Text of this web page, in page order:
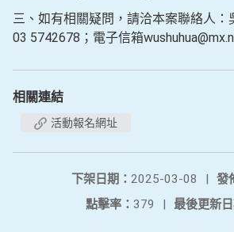
三、如有相關疑問，請洽本案聯絡人：
03 5742678；電子信箱
相關連結
活動報名網址
發
下架日期： 2025-03-08
|
最後更新日
點擊率： 379 |